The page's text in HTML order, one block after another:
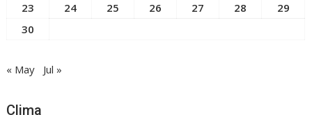
23
24 25 26 27 28
29
30
« May Jul »
Clima